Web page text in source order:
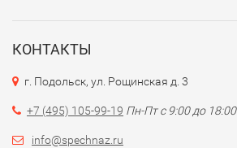
КОНТАКТЫ
г. Подольск, ул. Рощинская д. 3
+7 (495) 105-99-19 Пн-Пт с 9:00 до 18:00
info@spechnaz.ru